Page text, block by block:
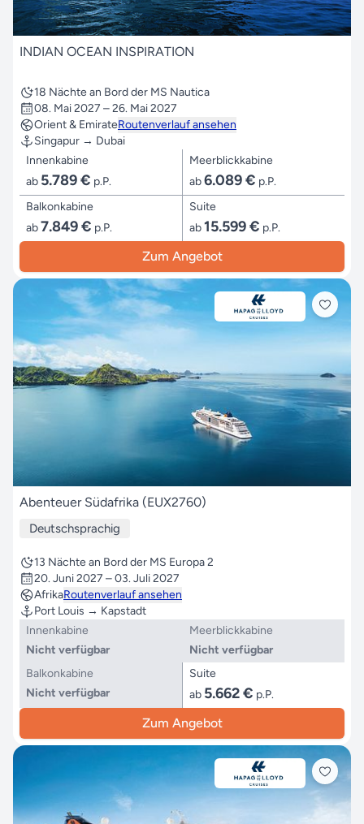
INDIAN OCEAN INSPIRATION
18 Nächte an Bord der MS Nautica
08. Mai 2027 – 26. Mai 2027
Orient & EmirateRoutenverlauf ansehen
Singapur → Dubai
Innenkabine
ab 5.789 € p.P.
Meerblickkabine
ab6.089 € p.P.
Balkonkabine
ab7.849 € p.P.
Suite
ab15.599 € p.P.
Zum Angebot
Abenteuer Südafrika (EUX2760)
Deutschsprachig
13 Nächte an Bord der MS Europa 2
20. Juni 2027 – 03. Juli 2027
AfrikaRoutenverlauf ansehen
Port Louis → Kapstadt
Innenkabine
Nicht verfügbar
Meerblickkabine
Nicht verfügbar
Balkonkabine
Nicht verfügbar
Suite
ab 5.662 € p.P.
Zum Angebot